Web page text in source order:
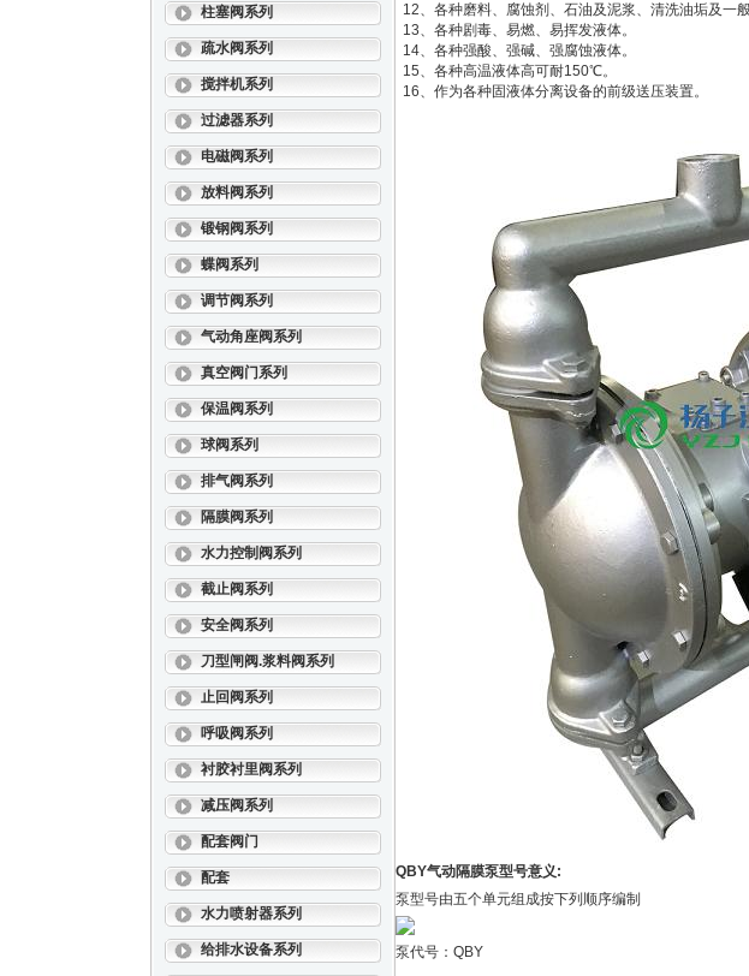
柱塞阀系列
疏水阀系列
搅拌机系列
过滤器系列
电磁阀系列
放料阀系列
锻钢阀系列
蝶阀系列
调节阀系列
气动角座阀系列
真空阀门系列
保温阀系列
球阀系列
排气阀系列
隔膜阀系列
水力控制阀系列
截止阀系列
安全阀系列
刀型闸阀.浆料阀系列
止回阀系列
呼吸阀系列
衬胶衬里阀系列
减压阀系列
配套阀门
配套
水力喷射器系列
给排水设备系列
12、各种磨料、腐蚀剂、石油及泥浆、清洗油垢及一
13、各种剧毒、易燃、易挥发液体。
14、各种强酸、强碱、强腐蚀液体。
15、各种高温液体高可耐150℃。
16、作为各种固液体分离设备的前级送压装置。
QBY气动隔膜泵型号意义:
泵型号由五个单元组成按下列顺序编制
泵代号：QBY